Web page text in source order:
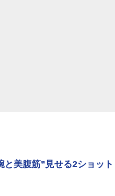
美腹筋”見せる2ショッ